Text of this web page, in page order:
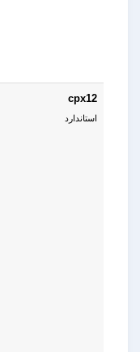
cpx12
استاندارد